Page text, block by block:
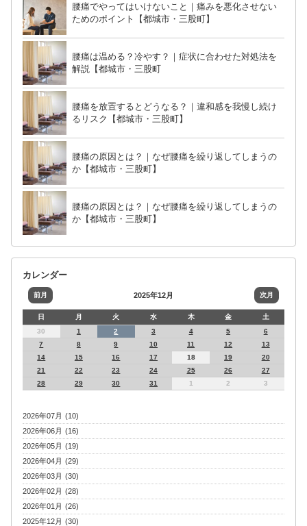
腰痛でやってはいけないこと｜痛みを悪化させない
ためのポイント【都城市・三股町】
腰痛は温める？冷やす？｜症状に合わせた対処法を
解説【都城市・三股町
腰痛を放置するとどうなる？｜違和感を我慢し続け
るリスク【都城市・三股町】
腰痛の原因とは？｜なぜ腰痛を繰り返してしまうの
か【都城市・三股町】
腰痛の原因とは？｜なぜ腰痛を繰り返してしまうの
か【都城市・三股町】
カレンダー
前月 2025年12月 次月
日 月 火 水 木 金
土
30
1 2 3 4 5
6
7
8 9 10 11 12
13
14
15 16 17 18 19
20
21
22 23 24 25 26
27
28
29 30 31 1 2 3
2026年07月 (10)
2026年06月 (16)
2026年05月 (19)
2026年04月 (29)
2026年03月 (30)
2026年02月 (28)
2026年01月 (26)
2025年12月 (30)